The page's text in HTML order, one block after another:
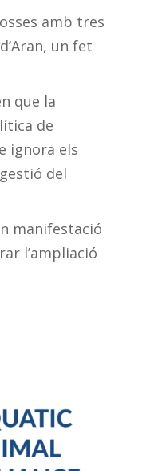
amb tres
un fet
que la
de
ignora els
del
manifestació
l’ampliació